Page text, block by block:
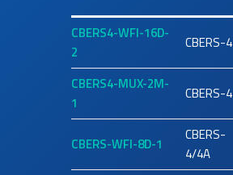
CBERS4-WFI-16D-
2
CBERS-4
CBERS4-MUX-2M-
1
CBERS-4
CBERS-WFI-8D-1
CBERS-
4/4A